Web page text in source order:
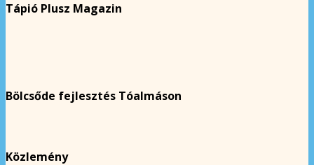
Tápió Plusz Magazin
Bölcsőde fejlesztés Tóalmáson
Közlemény